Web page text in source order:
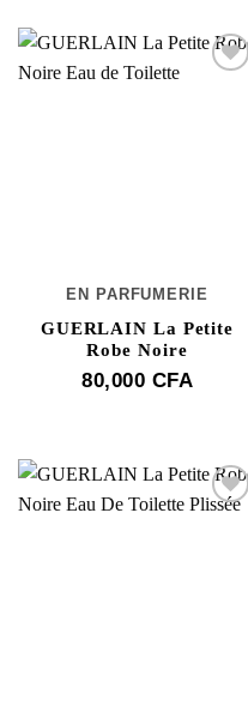
EN PARFUMERIE
GUERLAIN La Petite
Robe Noire
80,000 CFA